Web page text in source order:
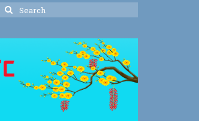
Search